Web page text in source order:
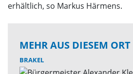
erhältlich, so Markus Härmens.
MEHR AUS DIESEM ORT
BRAKEL